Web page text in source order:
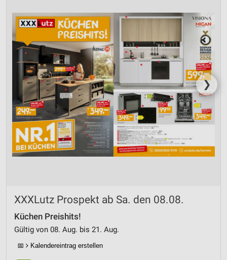
❯
XXXLutz Prospekt ab Sa. den 08.08.
Küchen Preishits!
Gültig von 08. Aug. bis 21. Aug.
📅 Kalendereintrag erstellen
Notwendig
Performance
Funktional
Werbung